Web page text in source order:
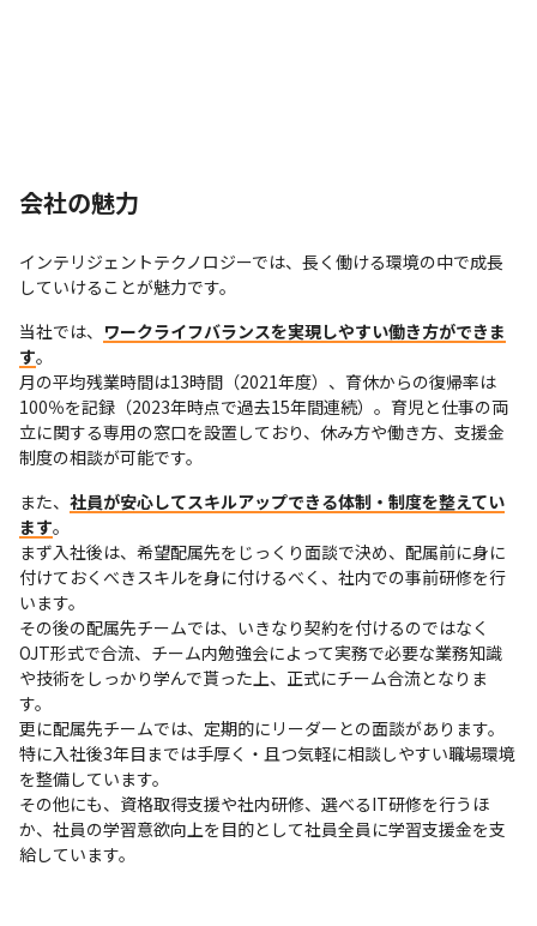
会社の魅力
インテリジェントテクノロジーでは、長く働ける環境の中で成長
していけることが魅力です。
当社では、 ワークライフバランスを実現しやすい働き方ができま
す。
月の平均残業時間は13時間（2021年度）、育休からの復帰率は
100％を記録（2023年時点で過去15年間連続）。育児と仕事の両
立に関する専用の窓口を設置しており、休み方や働き方、支援金
制度の相談が可能です。
また、 社員が安心してスキルアップできる体制・制度を整えてい
ます。
まず入社後は、希望配属先をじっくり面談で決め、配属前に身に
付けておくべきスキルを身に付けるべく、社内での事前研修を行
います。
その後の配属先チームでは、いきなり契約を付けるのではなく
OJT形式で合流、チーム内勉強会によって実務で必要な業務知識
や技術をしっかり学んで貰った上、正式にチーム合流となりま
す。
更に配属先チームでは、定期的にリーダーとの面談があります。
特に入社後3年目までは手厚く・且つ気軽に相談しやすい職場環境
を整備しています。
その他にも、資格取得支援や社内研修、選べるIT研修を行うほ
か、社員の学習意欲向上を目的として社員全員に学習支援金を支
給しています。